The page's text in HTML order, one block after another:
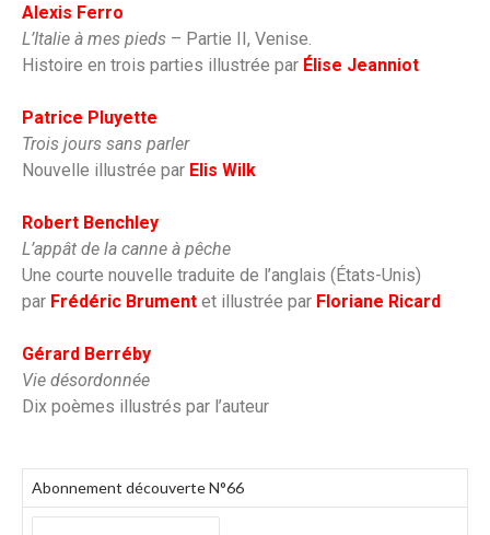
Alexis Ferro
L’Italie à mes pieds – Partie II, Venise.
Histoire en trois parties illustrée par Élise Jeanniot
Patrice Pluyette
Trois jours sans parler
Nouvelle illustrée par Elis Wilk
Robert Benchley
L’appât de la canne à pêche
Une courte nouvelle traduite de l’anglais (États-Unis)
par Frédéric Brument et illustrée par Floriane Ricard
Gérard Berréby
Vie désordonnée
Dix poèmes illustrés par l’auteur
Abonnement découverte N°66